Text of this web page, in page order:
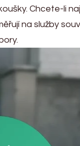
Chcete-li
na služby